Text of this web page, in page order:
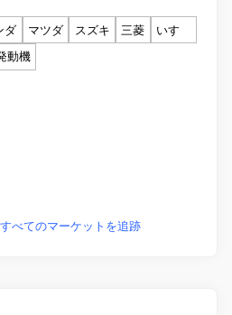
ダ マツダ スズキ 三菱
いすゞ
動機
べてのマーケットを追跡